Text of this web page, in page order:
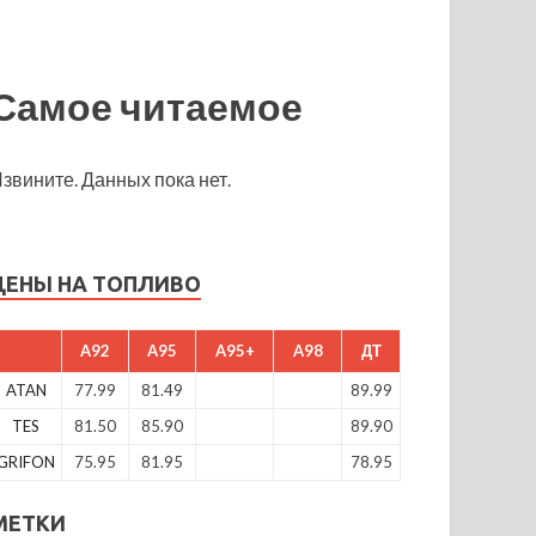
читаемое
Данных пока нет.
НА ТОПЛИВО
A92 A95 A95+ A98 ДТ
ATAN 77.99 81.49
89.99
TES
81.50 85.90
89.90
75.95 81.95 78.95